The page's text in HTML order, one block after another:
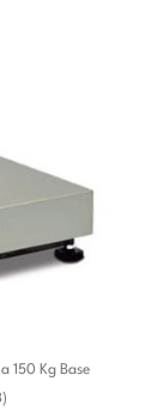
150 Kg Base